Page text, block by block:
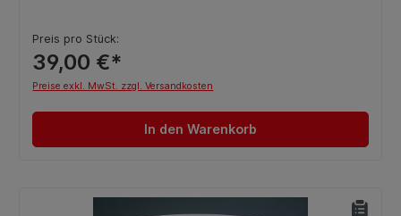
Preis pro Stück:
39,00 €*
Preise exkl. MwSt. zzgl. Versandkosten
In den Warenkorb